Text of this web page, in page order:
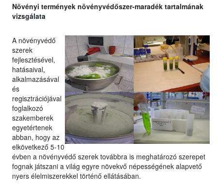
Növényi termények növényvédőszer-maradék tartalmának
vizsgálata
A növényvédő
szerek
fejlesztésével,
hatásaival,
alkalmazásával
és
regisztrációjával
foglalkozó
szakemberek
egyetértenek
abban, hogy az
elkövetkező 5-10
évben a növényvédő szerek továbbra is meghatározó szerepet
fognak játszani a világ egyre növekvő népességének alapvető
nyers élelmiszerekkel történő ellátásában.